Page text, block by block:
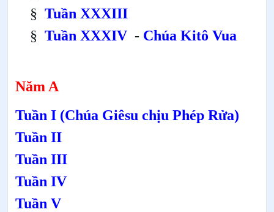
§ Tuần XXXIII
§ Tuần XXXIV - Chúa Kitô Vua
Năm A
Tuần I (Chúa Giêsu chịu Phép Rửa)
Tuần II
Tuần III
Tuần IV
Tuần V